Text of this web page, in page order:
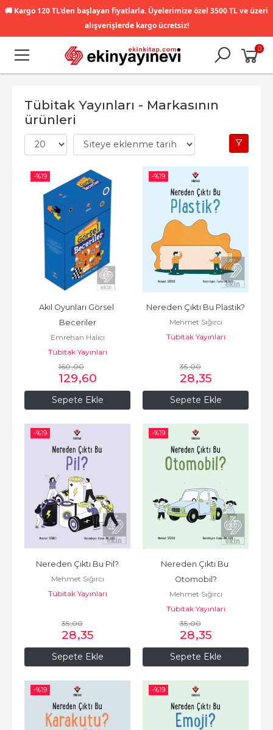
🚚 Kargo 120 TL'den başlayan fiyatlarla. Üyelerimize özel 3500 TL ve üzeri
alışverişlerde kargo ücretsiz!
0
Tübitak Yayınları - Markasının
ürünleri
-%19
Sepete Ekle
Akıl Oyunları Görsel
Beceriler
Emrehan Halıcı
Tübitak Yayınları
160,00
129,60
-%19
Sepete Ekle
Nereden Çıktı Bu Plastik?
Mehmet Sığırcı
Tübitak Yayınları
35,00
28,35
-%19
Sepete Ekle
Nereden Çıktı Bu Pil?
Mehmet Sığırcı
Tübitak Yayınları
35,00
28,35
-%19
Sepete Ekle
Nereden Çıktı Bu
Otomobil?
Mehmet Sığırcı
Tübitak Yayınları
35,00
28,35
-%19 -%19